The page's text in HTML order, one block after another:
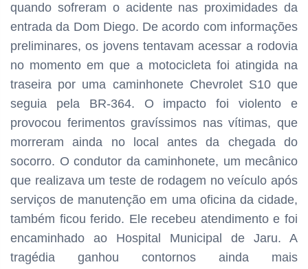
quando sofreram o acidente nas proximidades da
entrada da Dom Diego. De acordo com informações
preliminares, os jovens tentavam acessar a rodovia
no momento em que a motocicleta foi atingida na
traseira por uma caminhonete Chevrolet S10 que
seguia pela BR-364. O impacto foi violento e
provocou ferimentos gravíssimos nas vítimas, que
morreram ainda no local antes da chegada do
socorro. O condutor da caminhonete, um mecânico
que realizava um teste de rodagem no veículo após
serviços de manutenção em uma oficina da cidade,
também ficou ferido. Ele recebeu atendimento e foi
encaminhado ao Hospital Municipal de Jaru. A
tragédia ganhou contornos ainda mais